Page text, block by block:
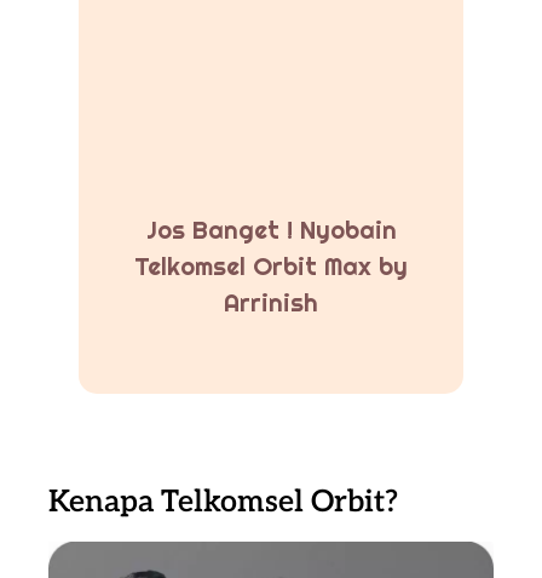
Jos Banget ! Nyobain
Telkomsel Orbit Max by
Arrinish
Kenapa Telkomsel Orbit?